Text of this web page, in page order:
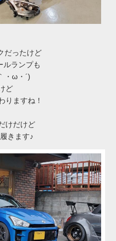
だったけど
ルランプも
ω・´)ゞ
ど
りますね！
けだけど
きます♪